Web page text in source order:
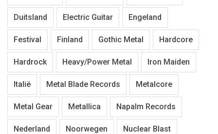
Duitsland Electric Guitar Engeland
Festival Finland Gothic Metal Hardcore
Hardrock Heavy/Power Metal Iron Maiden
Italië Metal Blade Records Metalcore
Metal Gear Metallica Napalm Records
Nederland Noorwegen Nuclear Blast